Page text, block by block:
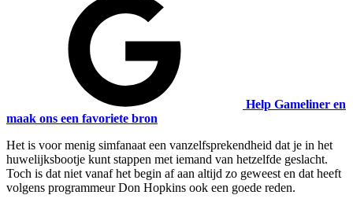
Help Gameliner en
maak ons een favoriete bron
Het is voor menig simfanaat een vanzelfsprekendheid dat je in het
huwelijksbootje kunt stappen met iemand van hetzelfde geslacht.
Toch is dat niet vanaf het begin af aan altijd zo geweest en dat heeft
volgens programmeur Don Hopkins ook een goede reden.